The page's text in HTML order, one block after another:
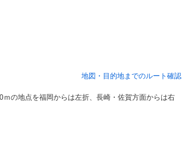
地図・目的地までのルート確認
の地点を福岡からは左折、長崎・佐賀方面からは右